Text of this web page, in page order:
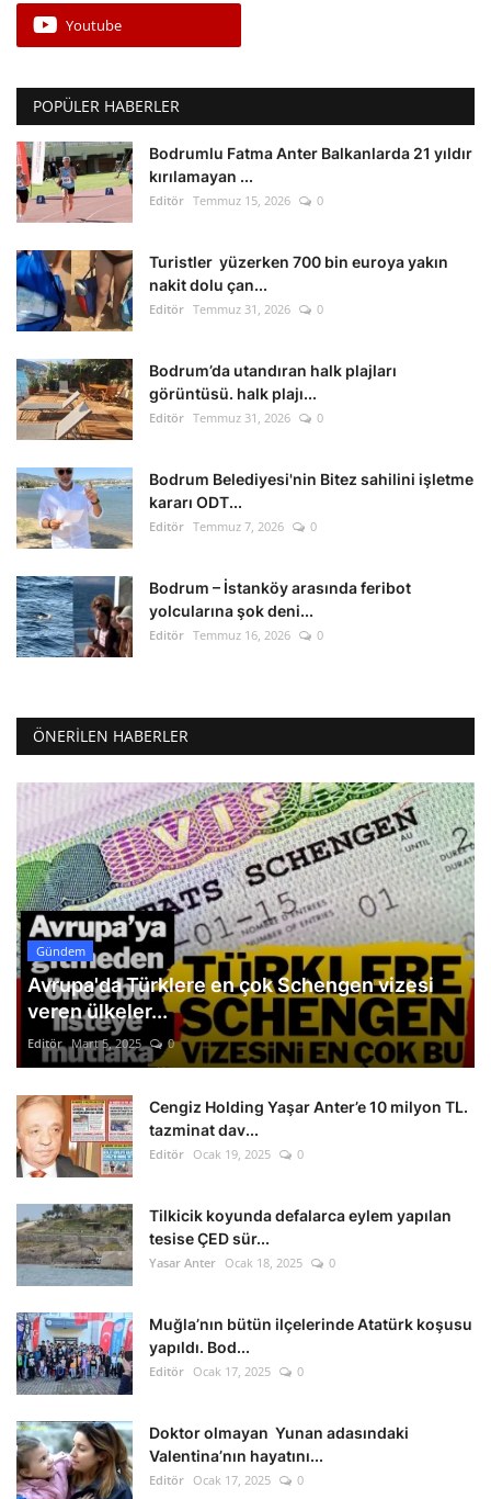
Youtube
POPÜLER HABERLER
Bodrumlu Fatma Anter Balkanlarda 21 yıldır
kırılamayan ...
Editör Temmuz 15, 2026 0
Turistler yüzerken 700 bin euroya yakın
nakit dolu çan...
Editör Temmuz 31, 2026 0
Bodrum’da utandıran halk plajları
görüntüsü. halk plajı...
Editör Temmuz 31, 2026 0
Bodrum Belediyesi'nin Bitez sahilini işletme
kararı ODT...
Editör Temmuz 7, 2026 0
Bodrum – İstanköy arasında feribot
yolcularına şok deni...
Editör Temmuz 16, 2026 0
ÖNERILEN HABERLER
Gündem
Avrupa'da Türklere en çok Schengen vizesi
veren ülkeler...
Editör Mart 5, 2025 0
Cengiz Holding Yaşar Anter’e 10 milyon TL.
tazminat dav...
Editör Ocak 19, 2025 0
Tilkicik koyunda defalarca eylem yapılan
tesise ÇED sür...
Yasar Anter Ocak 18, 2025 0
Muğla’nın bütün ilçelerinde Atatürk koşusu
yapıldı. Bod...
Editör Ocak 17, 2025 0
Doktor olmayan Yunan adasındaki
Valentina’nın hayatını...
Editör Ocak 17, 2025 0